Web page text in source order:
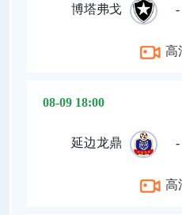
博塔弗戈 -
高
08-09 18:00
延边龙鼎 -
高